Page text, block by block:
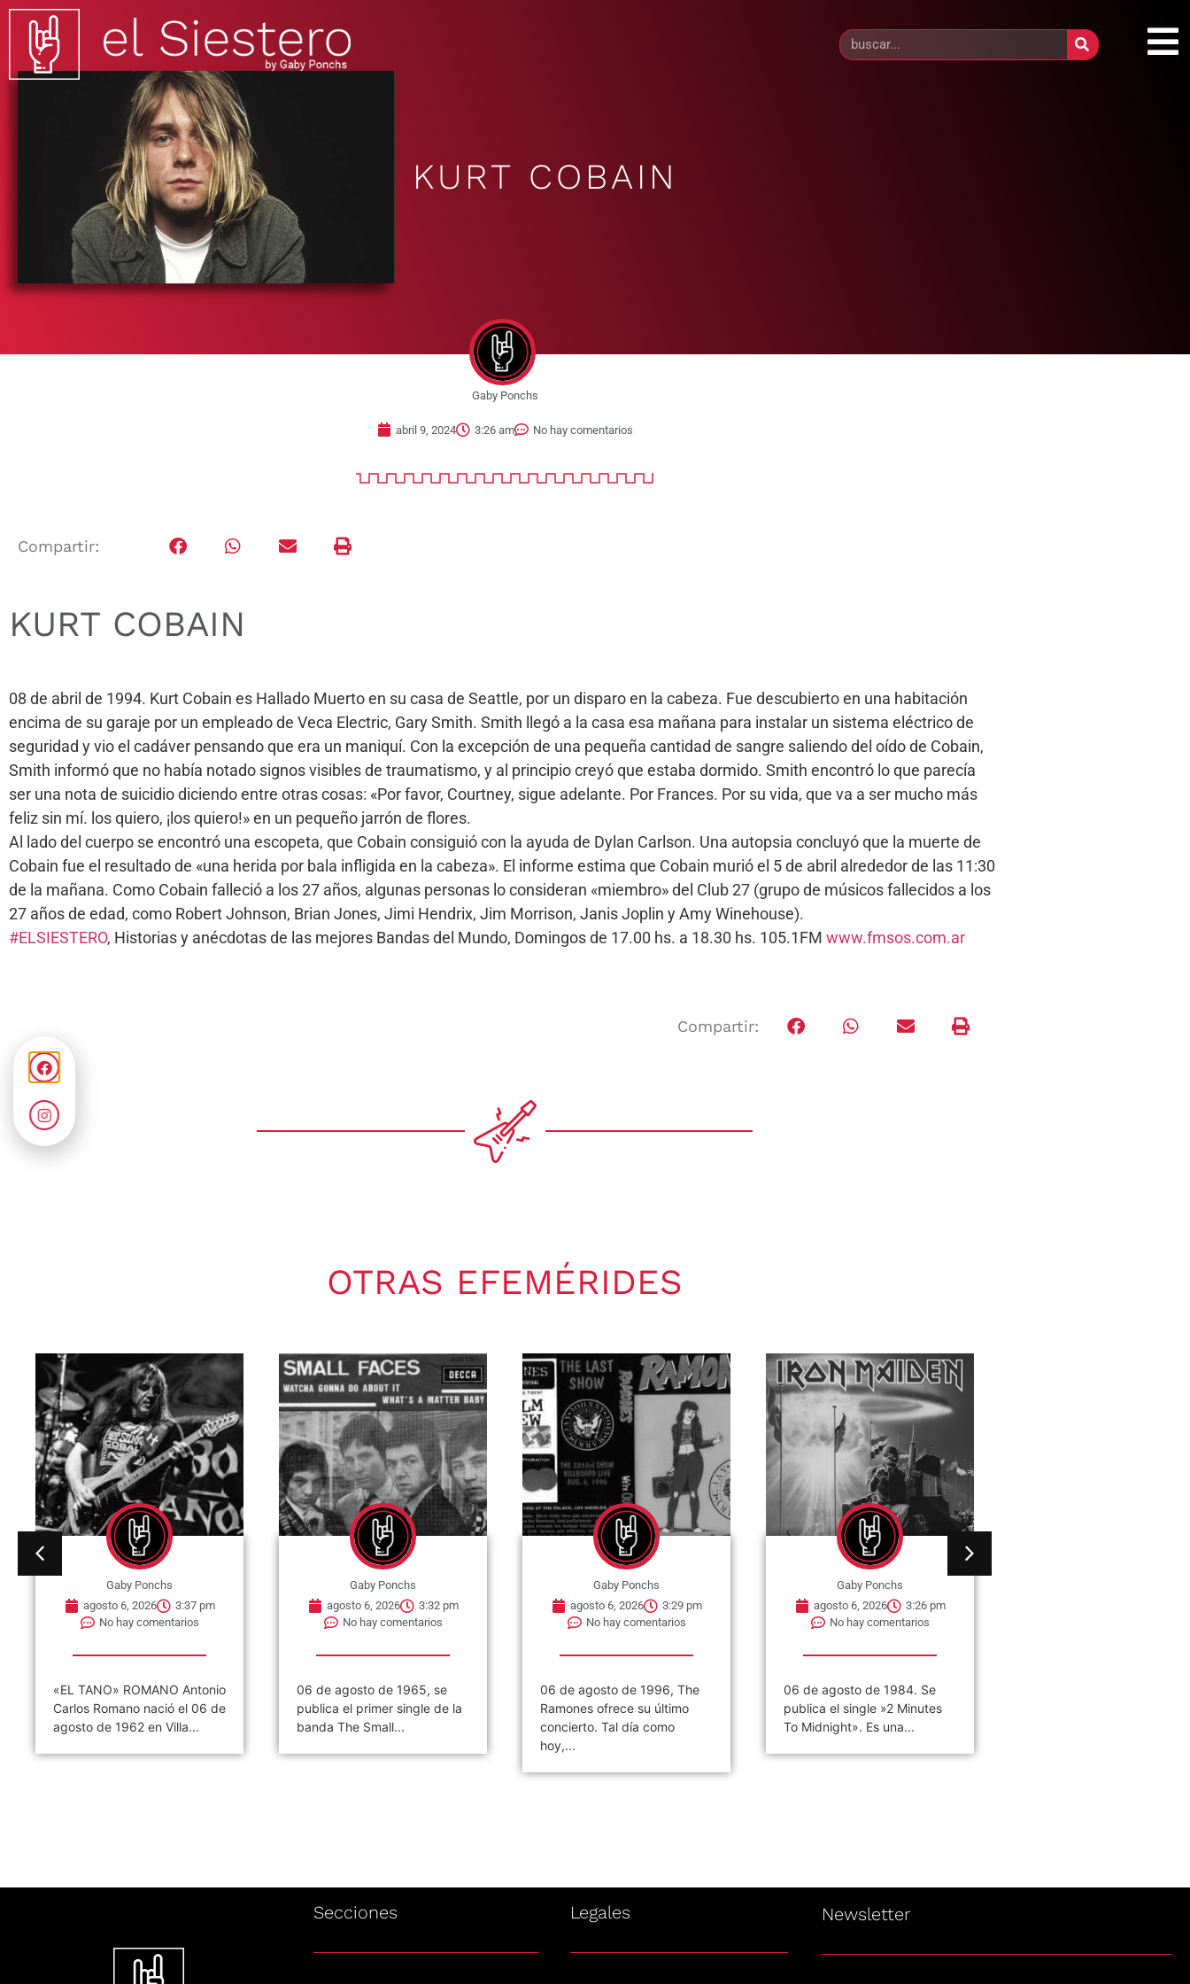
KURT COBAIN
Gaby Ponchs
abril 9, 2024 3:26 am No hay comentarios
Compartir:
KURT COBAIN
08 de abril de 1994. Kurt Cobain es Hallado Muerto en su casa de Seattle, por un disparo en la cabeza. Fue descubierto en una habitación
encima de su garaje por un empleado de Veca Electric, Gary Smith. Smith llegó a la casa esa mañana para instalar un sistema eléctrico de
seguridad y vio el cadáver pensando que era un maniquí. Con la excepción de una pequeña cantidad de sangre saliendo del oído de Cobain,
Smith informó que no había notado signos visibles de traumatismo, y al principio creyó que estaba dormido. Smith encontró lo que parecía
ser una nota de suicidio diciendo entre otras cosas: «Por favor, Courtney, sigue adelante. Por Frances. Por su vida, que va a ser mucho más
feliz sin mí. los quiero, ¡los quiero!» en un pequeño jarrón de flores.
Al lado del cuerpo se encontró una escopeta, que Cobain consiguió con la ayuda de Dylan Carlson. Una autopsia concluyó que la muerte de
Cobain fue el resultado de «una herida por bala infligida en la cabeza». El informe estima que Cobain murió el 5 de abril alrededor de las 11:30
de la mañana. Como Cobain falleció a los 27 años, algunas personas lo consideran «miembro» del Club 27 (grupo de músicos fallecidos a los
27 años de edad, como Robert Johnson, Brian Jones, Jimi Hendrix, Jim Morrison, Janis Joplin y Amy Winehouse).
#ELSIESTERO, Historias y anécdotas de las mejores Bandas del Mundo, Domingos de 17.00 hs. a 18.30 hs. 105.1FM www.fmsos.com.ar
Compartir:
OTRAS EFEMÉRIDES
Gaby Ponchs
agosto 6, 2026
3:37 pm
No hay comentarios
«EL TANO» ROMANO Antonio
Carlos Romano nació el 06 de
agosto de 1962 en Villa...
Gaby Ponchs
agosto 6, 2026
3:32 pm
No hay comentarios
06 de agosto de 1965, se
publica el primer single de la
banda The Small...
Gaby Ponchs
agosto 6, 2026
3:29 pm
No hay comentarios
06 de agosto de 1996, The
Ramones ofrece su último
concierto. Tal día como
hoy,...
Gaby Ponchs
agosto 6, 2026
3:26 pm
No hay comentarios
06 de agosto de 1984. Se
publica el single »2 Minutes
To Midnight». Es una...
Secciones Legales Newsletter